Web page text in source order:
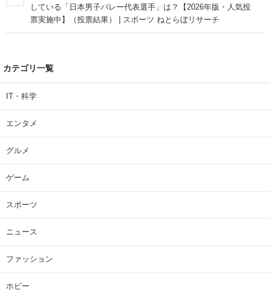
している「日本男子バレー代表選手」は？【2026年版・人気投
票実施中】（投票結果） | スポーツ ねとらぼリサーチ
カテゴリ一覧
IT・科学
エンタメ
グルメ
ゲーム
スポーツ
ニュース
ファッション
ホビー